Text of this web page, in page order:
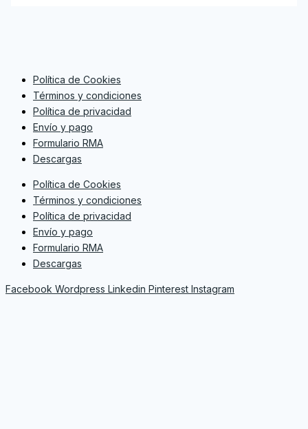
Política de Cookies
Términos y condiciones
Política de privacidad
Envío y pago
Formulario RMA
Descargas
Política de Cookies
Términos y condiciones
Política de privacidad
Envío y pago
Formulario RMA
Descargas
Facebook Wordpress Linkedin Pinterest Instagram